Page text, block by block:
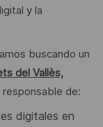
y la
buscando un
del Vallès,
responsable de:
digitales en